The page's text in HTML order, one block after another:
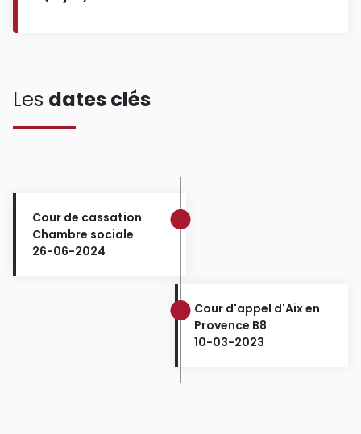
Les dates clés
Cour de cassation
Chambre sociale
26-06-2024
Cour d'appel d'Aix en
Provence B8
10-03-2023